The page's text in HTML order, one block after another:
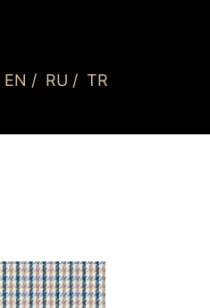
EN / RU / TR